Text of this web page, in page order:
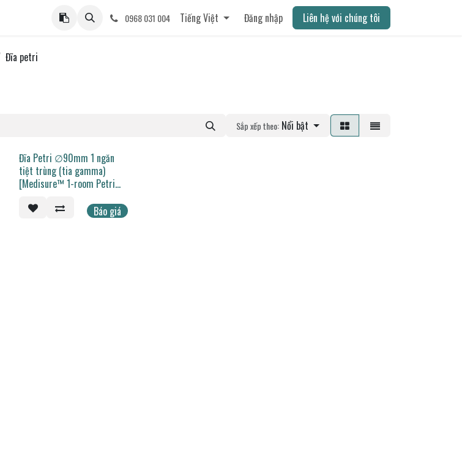
0968 031 004 Tiếng Việt Đăng nhập Liên hệ với chúng tôi
Đĩa petri
Sắp xếp theo: Nổi bật
Đĩa Petri ∅90mm 1 ngăn
tiệt trùng (tia gamma)
[Medisure™ 1-room Petri
(gamma rays)]
Báo giá